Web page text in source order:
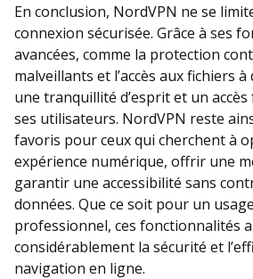
En conclusion, NordVPN ne se
connexion sécurisée. Grâce à ses
avancées, comme la protection
malveillants et l’accès aux fichiers
une tranquillité d’esprit et un
ses utilisateurs. NordVPN reste
favoris pour ceux qui cherchent à
expérience numérique, offrir une
garantir une accessibilité sans
données. Que ce soit pour un
professionnel, ces fonctionnalités
considérablement la sécurité et
navigation en ligne.